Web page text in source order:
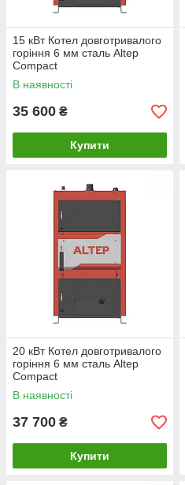
15 кВт Котел довготривалого
горіння 6 мм сталь Altep
Compact
В наявності
35 600 ₴
Купити
20 кВт Котел довготривалого
горіння 6 мм сталь Altep
Compact
В наявності
37 700 ₴
Купити